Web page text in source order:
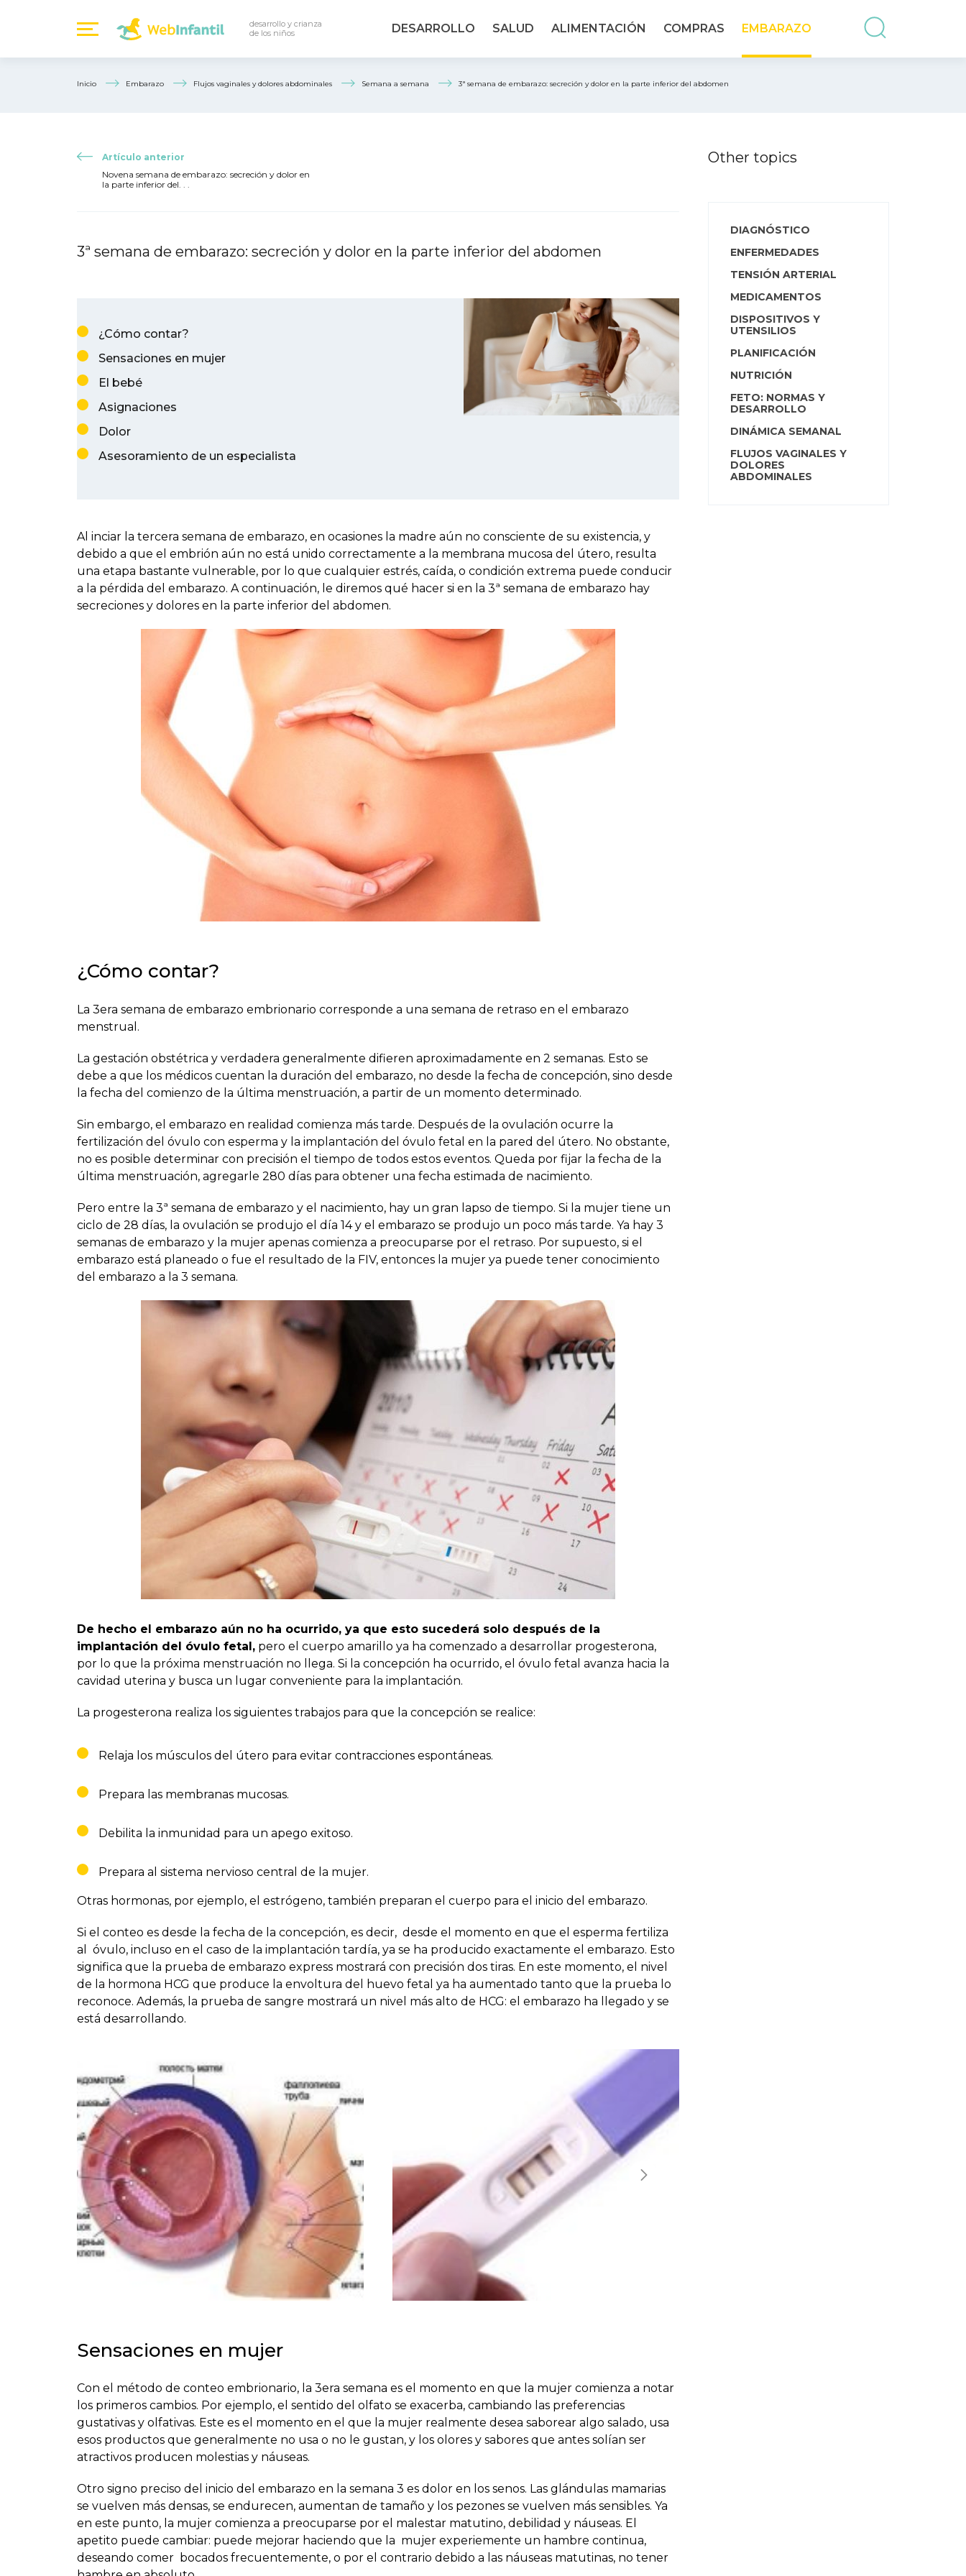
desarrollo y crianza
de los niños
DESARROLLO SALUD ALIMENTACIÓN COMPRAS EMBARAZO
Inicio Embarazo Flujos vaginales y dolores abdominales Semana a semana 3ª semana de embarazo: secreción y dolor en la parte inferior del abdomen
Artículo anterior
Novena semana de embarazo: secreción y dolor en
la parte inferior del. . .
3ª semana de embarazo: secreción y dolor en la parte inferior del abdomen
¿Cómo contar?
Sensaciones en mujer
El bebé
Asignaciones
Dolor
Asesoramiento de un especialista
Al inciar la tercera semana de embarazo, en ocasiones la madre aún no consciente de su existencia, y
debido a que el embrión aún no está unido correctamente a la membrana mucosa del útero, resulta
una etapa bastante vulnerable, por lo que cualquier estrés, caída, o condición extrema puede conducir
a la pérdida del embarazo. A continuación, le diremos qué hacer si en la 3ª semana de embarazo hay
secreciones y dolores en la parte inferior del abdomen.
¿Cómo contar?
La 3era semana de embarazo embrionario corresponde a una semana de retraso en el embarazo
menstrual.
La gestación obstétrica y verdadera generalmente difieren aproximadamente en 2 semanas. Esto se
debe a que los médicos cuentan la duración del embarazo, no desde la fecha de concepción, sino desde
la fecha del comienzo de la última menstruación, a partir de un momento determinado.
Sin embargo, el embarazo en realidad comienza más tarde. Después de la ovulación ocurre la
fertilización del óvulo con esperma y la implantación del óvulo fetal en la pared del útero. No obstante,
no es posible determinar con precisión el tiempo de todos estos eventos. Queda por fijar la fecha de la
última menstruación, agregarle 280 días para obtener una fecha estimada de nacimiento.
Pero entre la 3ª semana de embarazo y el nacimiento, hay un gran lapso de tiempo. Si la mujer tiene un
ciclo de 28 días, la ovulación se produjo el día 14 y el embarazo se produjo un poco más tarde. Ya hay 3
semanas de embarazo y la mujer apenas comienza a preocuparse por el retraso. Por supuesto, si el
embarazo está planeado o fue el resultado de la FIV, entonces la mujer ya puede tener conocimiento
del embarazo a la 3 semana.
De hecho el embarazo aún no ha ocurrido, ya que esto sucederá solo después de la
implantación del óvulo fetal, pero el cuerpo amarillo ya ha comenzado a desarrollar progesterona,
por lo que la próxima menstruación no llega. Si la concepción ha ocurrido, el óvulo fetal avanza hacia la
cavidad uterina y busca un lugar conveniente para la implantación.
La progesterona realiza los siguientes trabajos para que la concepción se realice:
Relaja los músculos del útero para evitar contracciones espontáneas.
Prepara las membranas mucosas.
Debilita la inmunidad para un apego exitoso.
Prepara al sistema nervioso central de la mujer.
Otras hormonas, por ejemplo, el estrógeno, también preparan el cuerpo para el inicio del embarazo.
Si el conteo es desde la fecha de la concepción, es decir, desde el momento en que el esperma fertiliza
al óvulo, incluso en el caso de la implantación tardía, ya se ha producido exactamente el embarazo. Esto
significa que la prueba de embarazo express mostrará con precisión dos tiras. En este momento, el nivel
de la hormona HCG que produce la envoltura del huevo fetal ya ha aumentado tanto que la prueba lo
reconoce. Además, la prueba de sangre mostrará un nivel más alto de HCG: el embarazo ha llegado y se
está desarrollando.
Sensaciones en mujer
Con el método de conteo embrionario, la 3era semana es el momento en que la mujer comienza a notar
los primeros cambios. Por ejemplo, el sentido del olfato se exacerba, cambiando las preferencias
gustativas y olfativas. Este es el momento en el que la mujer realmente desea saborear algo salado, usa
esos productos que generalmente no usa o no le gustan, y los olores y sabores que antes solían ser
atractivos producen molestias y náuseas.
Otro signo preciso del inicio del embarazo en la semana 3 es dolor en los senos. Las glándulas mamarias
se vuelven más densas, se endurecen, aumentan de tamaño y los pezones se vuelven más sensibles. Ya
en este punto, la mujer comienza a preocuparse por el malestar matutino, debilidad y náuseas. El
apetito puede cambiar: puede mejorar haciendo que la mujer experiemente un hambre continua,
deseando comer bocados frecuentemente, o por el contrario debido a las náuseas matutinas, no tener
Other topics
DIAGNÓSTICO
ENFERMEDADES
TENSIÓN ARTERIAL
MEDICAMENTOS
DISPOSITIVOS Y
UTENSILIOS
PLANIFICACIÓN
NUTRICIÓN
FETO: NORMAS Y
DESARROLLO
DINÁMICA SEMANAL
FLUJOS VAGINALES Y
DOLORES
ABDOMINALES